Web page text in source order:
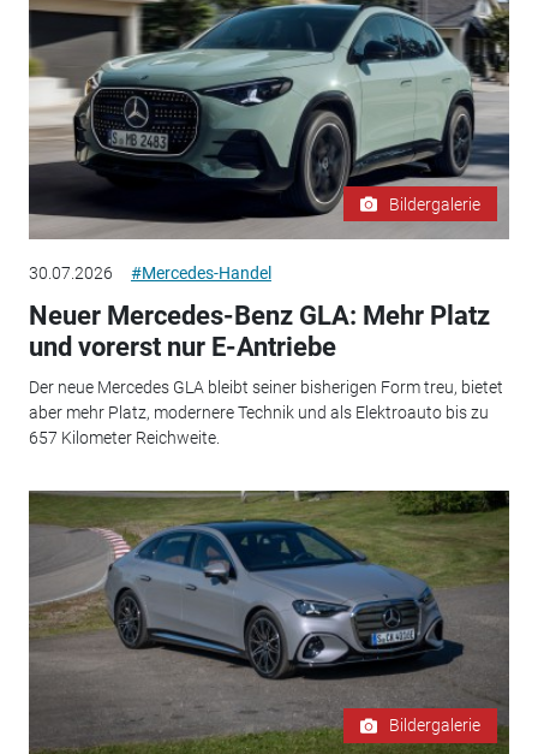
Bildergalerie
30.07.2026 #Mercedes-Handel
Neuer Mercedes-Benz GLA: Mehr Platz
und vorerst nur E-Antriebe
Der neue Mercedes GLA bleibt seiner bisherigen Form treu, bietet
aber mehr Platz, modernere Technik und als Elektroauto bis zu
657 Kilometer Reichweite.
Bildergalerie